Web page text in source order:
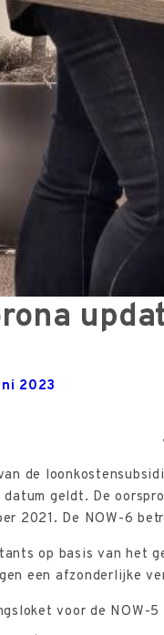
2023
de
geldt. De
2021. De NOW-6
op basis van het
een afzonderlijke
voor de NOW-